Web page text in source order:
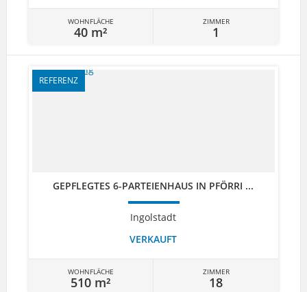
WOHNFLÄCHE
40 m²
ZIMMER
1
REFERENZ
GEPFLEGTES 6-PARTEIENHAUS IN PFÖRRI ...
Ingolstadt
VERKAUFT
WOHNFLÄCHE
510 m²
ZIMMER
18